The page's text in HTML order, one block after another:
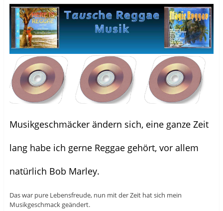
Musikgeschmäcker ändern sich, eine ganze Zeit
lang habe ich gerne Reggae gehört, vor allem
natürlich Bob Marley.
Das war pure Lebensfreude, nun mit der Zeit hat sich mein
Musikgeschmack geändert.